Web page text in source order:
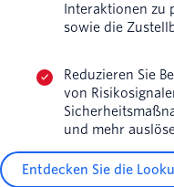
Interaktionen zu
sowie die
Reduzieren Sie
von
und mehr
Entdecken Sie die